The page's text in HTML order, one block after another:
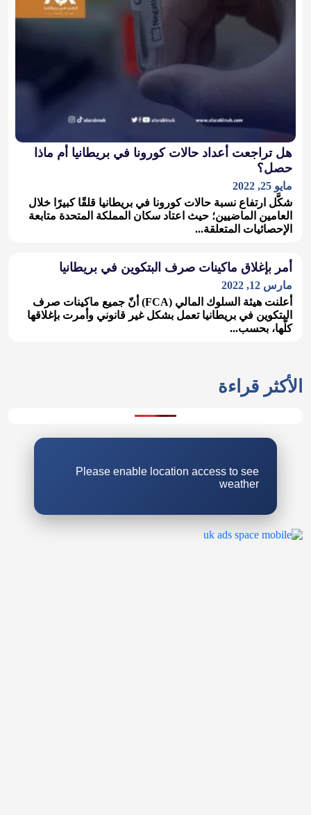
هل تراجعت أعداد حالات كورونا في بريطانيا أم ماذا
حصل؟
مايو 25, 2022
شكَّل ارتفاع نسبة حالات كورونا في بريطانيا قلقًا كبيرًا خلال
العامين الماضيين؛ حيث اعتاد سكان المملكة المتحدة متابعة
الإحصائيات المتعلقة...
أمر بإغلاق ماكينات صرف البتكوين في بريطانيا
مارس 12, 2022
أعلنت هيئة السلوك المالي (FCA) أنّ جميع ماكينات صرف
البتكوين في بريطانيا تعمل بشكل غير قانوني وأمرت بإغلاقها
كلّها، بحسب...
الأكثر قراءة
Please enable location access to see
weather